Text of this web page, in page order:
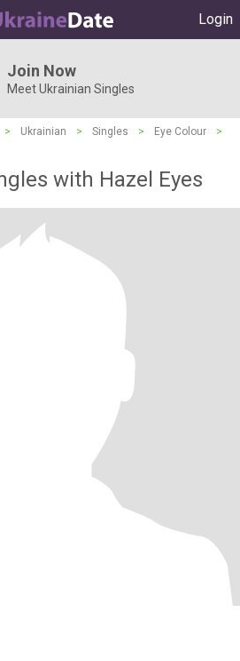
Login
Join Now
Meet Ukrainian Singles
> Ukrainian > Singles > Eye Colour
>
with Hazel Eyes